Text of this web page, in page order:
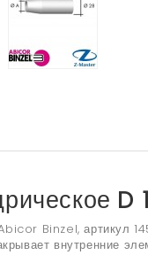
Binzel, артикул
внутренние